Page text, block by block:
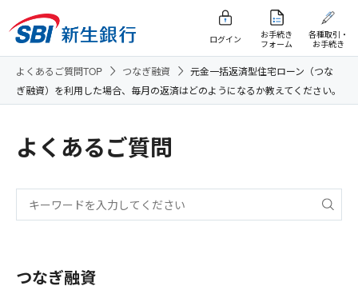
ログイン
お手続き
フォーム
各種取引・
お手続き
よくあるご質問TOP つなぎ融資
元金一括返済型住宅ローン（つな
ぎ融資）を利用した場合、毎月の返済はどのようになるか教えてください。
よくあるご質問
つなぎ融資